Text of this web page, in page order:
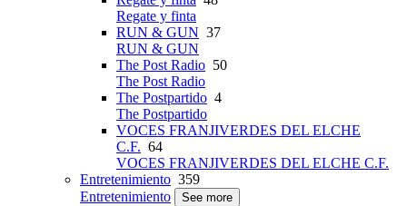
Regate y finta
RUN & GUN 37
RUN & GUN
The Post Radio 50
The Post Radio
The Postpartido 4
The Postpartido
VOCES FRANJIVERDES DEL ELCHE
C.F. 64
VOCES FRANJIVERDES DEL ELCHE C.F.
Entretenimiento 359
Entretenimiento
See more